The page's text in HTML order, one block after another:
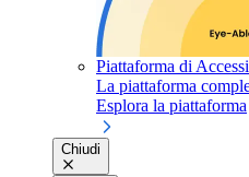
Piattaforma di
La piattaforma
Esplora la piattaforma
Chiudi